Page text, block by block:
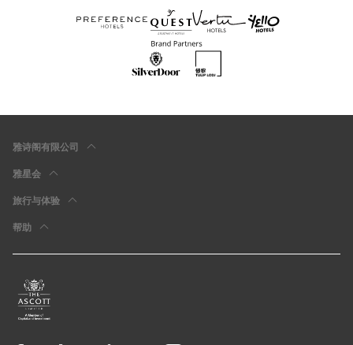
雅诗阁有限公司
雅星会
旅行与体验
帮助